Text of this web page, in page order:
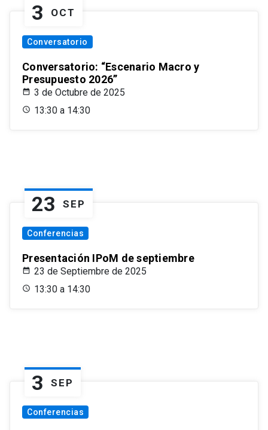
3 OCT
Conversatorio
Conversatorio: “Escenario Macro y
Presupuesto 2026”
3 de Octubre de 2025
13:30 a 14:30
23 SEP
Conferencias
Presentación IPoM de septiembre
23 de Septiembre de 2025
13:30 a 14:30
3 SEP
Conferencias